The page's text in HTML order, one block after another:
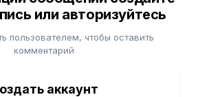
или авторизуйтесь
пользователем, чтобы оставить
комментарий
аккаунт